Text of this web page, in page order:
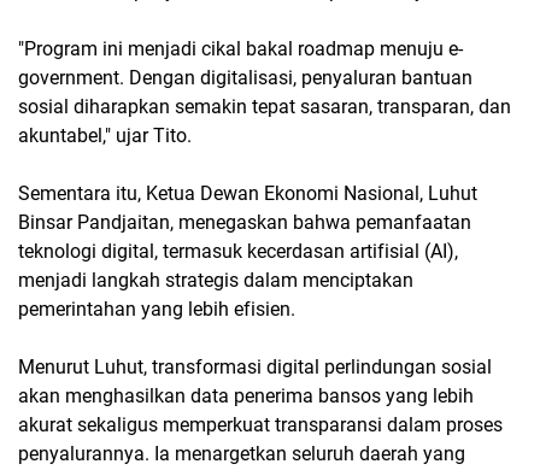
"Program ini menjadi cikal bakal roadmap menuju e-
government. Dengan digitalisasi, penyaluran bantuan
sosial diharapkan semakin tepat sasaran, transparan, dan
akuntabel," ujar Tito.
Sementara itu, Ketua Dewan Ekonomi Nasional, Luhut
Binsar Pandjaitan, menegaskan bahwa pemanfaatan
teknologi digital, termasuk kecerdasan artifisial (AI),
menjadi langkah strategis dalam menciptakan
pemerintahan yang lebih efisien.
Menurut Luhut, transformasi digital perlindungan sosial
akan menghasilkan data penerima bansos yang lebih
akurat sekaligus memperkuat transparansi dalam proses
penyalurannya. Ia menargetkan seluruh daerah yang